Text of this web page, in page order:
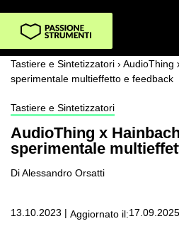
Tastiere e Sintetizzatori › AudioThing
sperimentale multieffetto e feedback
Tastiere e Sintetizzatori
AudioThing x
sperimentale
Di Alessandro Orsatti
13.10.2023 | Aggiornato il:17.09.2025